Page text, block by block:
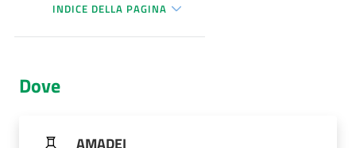
Comunica
INDICE DELLA PAGINA
Dove
AMADEI